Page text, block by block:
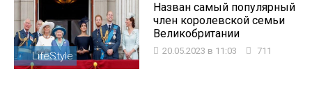
LifeStyle
Назван самый популярный
член королевской семьи
Великобритании
20.05.2023 в 11:03 711